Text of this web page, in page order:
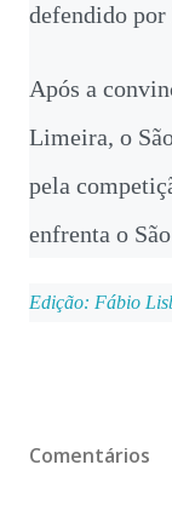
defendido
Após a
Limeira, o
pela
enfrenta o
Edição: Fábio
Comentários